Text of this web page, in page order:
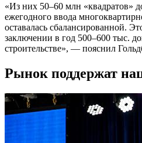
«Из них 50–60 млн «квадратов»
ежегодного ввода
оставалась сбалансированной.
заключении в год 500–600 тыс.
строительстве», — пояснил
Рынок поддержат